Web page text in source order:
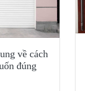
về cách
đúng